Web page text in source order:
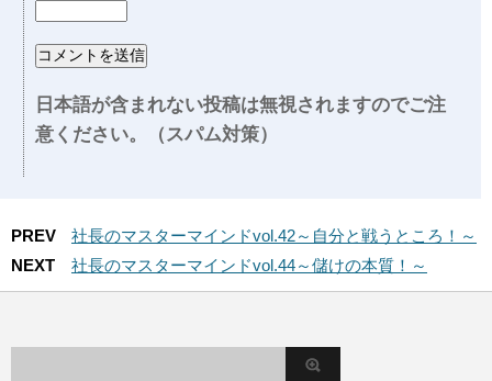
日本語が含まれない投稿は無視されますのでご注
意ください。（スパム対策）
PREV
社長のマスターマインドvol.42～自分と戦うところ！～
NEXT
社長のマスターマインドvol.44～儲けの本質！～